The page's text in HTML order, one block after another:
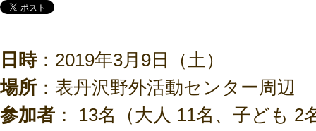
日時：2019年3月9日（土）
場所 ：表丹沢野外活動センター周辺
参加者 ： 13名（大人 11名、子ども 2